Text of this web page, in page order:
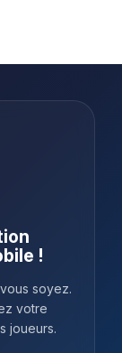
!
soyez.
votre
joueurs.